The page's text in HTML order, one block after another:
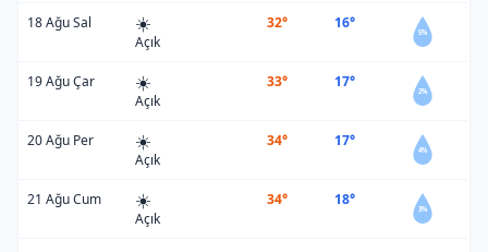
18 Ağu Sal ☀️
Açık
32° 16°
5%
19 Ağu Çar ☀️
Açık
33° 17°
2%
20 Ağu Per ☀️
Açık
34° 17°
4%
21 Ağu Cum ☀️
Açık
34° 18°
3%